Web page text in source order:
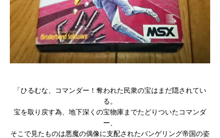
「ひるむな、コマンダー！奪われた民衆の宝はまだ隠されてい
る。
宝を取り戻す為、地下深くの宝物庫までたどりついたコマンダ
ー、
そこで見たものは悪魔の偶像に支配されたバンゲリング帝国の姿